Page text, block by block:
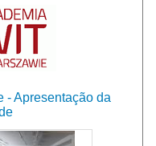
- Apresentação da